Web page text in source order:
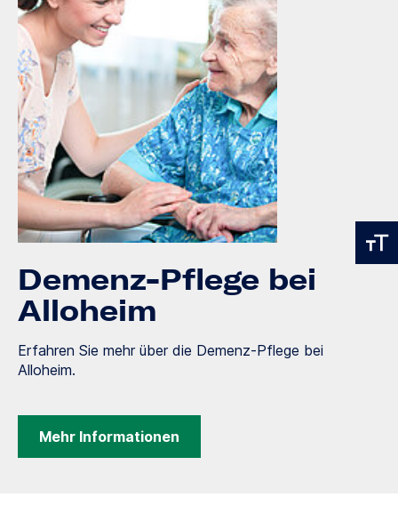
Demenz-Pflege bei
Alloheim
Erfahren Sie mehr über die Demenz-Pflege bei
Alloheim.
Mehr Informationen